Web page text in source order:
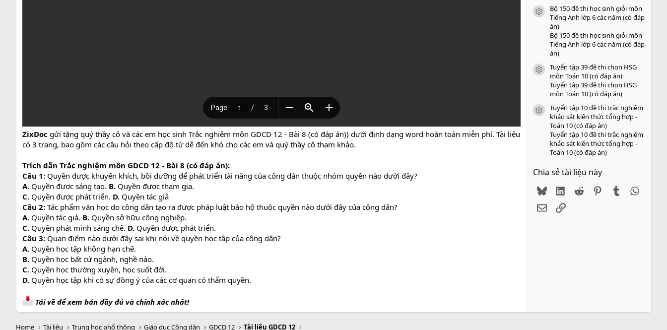
ZixDoc gửi tặng quý thầy cô và các em học sinh Trắc nghiệm môn GDCD 12 - Bài 8 (có đáp án)) dưới định dạng word hoàn toàn miễn phí. Tài liệu
có 3 trang, bao gồm các câu hỏi theo cấp độ từ dễ đến khó cho các em và quý thầy cô tham khảo.
Trích dẫn Trắc nghiệm môn GDCD 12 - Bài 8 (có đáp án):
Câu 1: Quyền được khuyến khích, bồi dưỡng để phát triển tài năng của công dân thuộc nhóm quyền nào dưới đây?
A. Quyền được sáng tạo. B. Quyền được tham gia.
C. Quyền được phát triển. D. Quyền tác giả
Câu 2: Tác phẩm văn học do công dân tạo ra được pháp luật bảo hộ thuộc quyền nào dưới đây của công dân?
A. Quyền tác giả. B. Quyền sở hữu công nghiệp.
C. Quyền phát minh sáng chế. D. Quyền được phát triển.
Câu 3: Quan điểm nào dưới đây sai khi nói về quyền học tập của công dân?
A. Quyền học tập không hạn chế.
B. Quyền học bất cứ ngành, nghề nào.
C. Quyền học thường xuyên, học suốt đời.
D. Quyền học tập khi có sự đồng ý của các cơ quan có thẩm quyền.
Tải về để xem bản đầy đủ và chính xác nhất!
icon tài liệu
Bộ 150 đề thi học sinh giỏi môn
Tiếng Anh lớp 6 các năm (có đáp
án)
Bộ 150 đề thi học sinh giỏi môn
Tiếng Anh lớp 6 các năm (có đáp
án)
icon tài liệu
Tuyển tập 39 đề thi chọn HSG
môn Toán 10 (có đáp án)
Tuyển tập 39 đề thi chọn HSG
môn Toán 10 (có đáp án)
icon tài liệu
Tuyển tập 10 đề thi trắc nghiệm
khảo sát kiến thức tổng hợp -
Toán 10 (có đáp án)
Tuyển tập 10 đề thi trắc nghiệm
khảo sát kiến thức tổng hợp -
Toán 10 (có đáp án)
Chia sẻ tài liệu này
BlueskyLinkedIn
Reddit PinterestTumblr
EmailLink
Home Tài liệu Trung học phổ thông Giáo dục Công dân GDCD 12 Tài liệu GDCD 12